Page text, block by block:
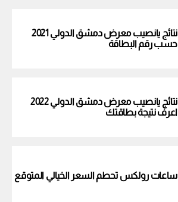
نتائج يانصيب معرض دمشق الدولي 2021
حسب رقم البطاقة
نتائج يانصيب معرض دمشق الدولي 2022
اعرف نتيجة بطاقتك
ساعات رولكس تحطم السعر الخيالي المتوقع